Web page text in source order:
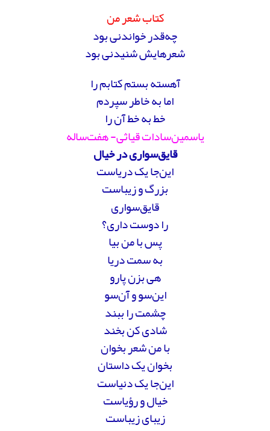
کتاب شعر من
چه‌قدر خواندنی بود
شعرهایش شنیدنی بود
آهسته بستم کتابم را
اما به خاطر سپردم
خط به خط آن را
یاسمین‌سادات قیاثی- هفت‌ساله
قایق‌سواری در خیال
این‌جا یک دریاست
بزرگ و زیباست
قایق‌سواری
را دوست داری؟
پس با من بیا
به سمت دریا
هی بزن پارو
این‌سو و آن‌سو
چشمت را ببند
شادی کن بخند
با من شعر بخوان
بخوان یک داستان
این‌جا یک دنیاست
خیال و رؤیاست
زیبای زیباست